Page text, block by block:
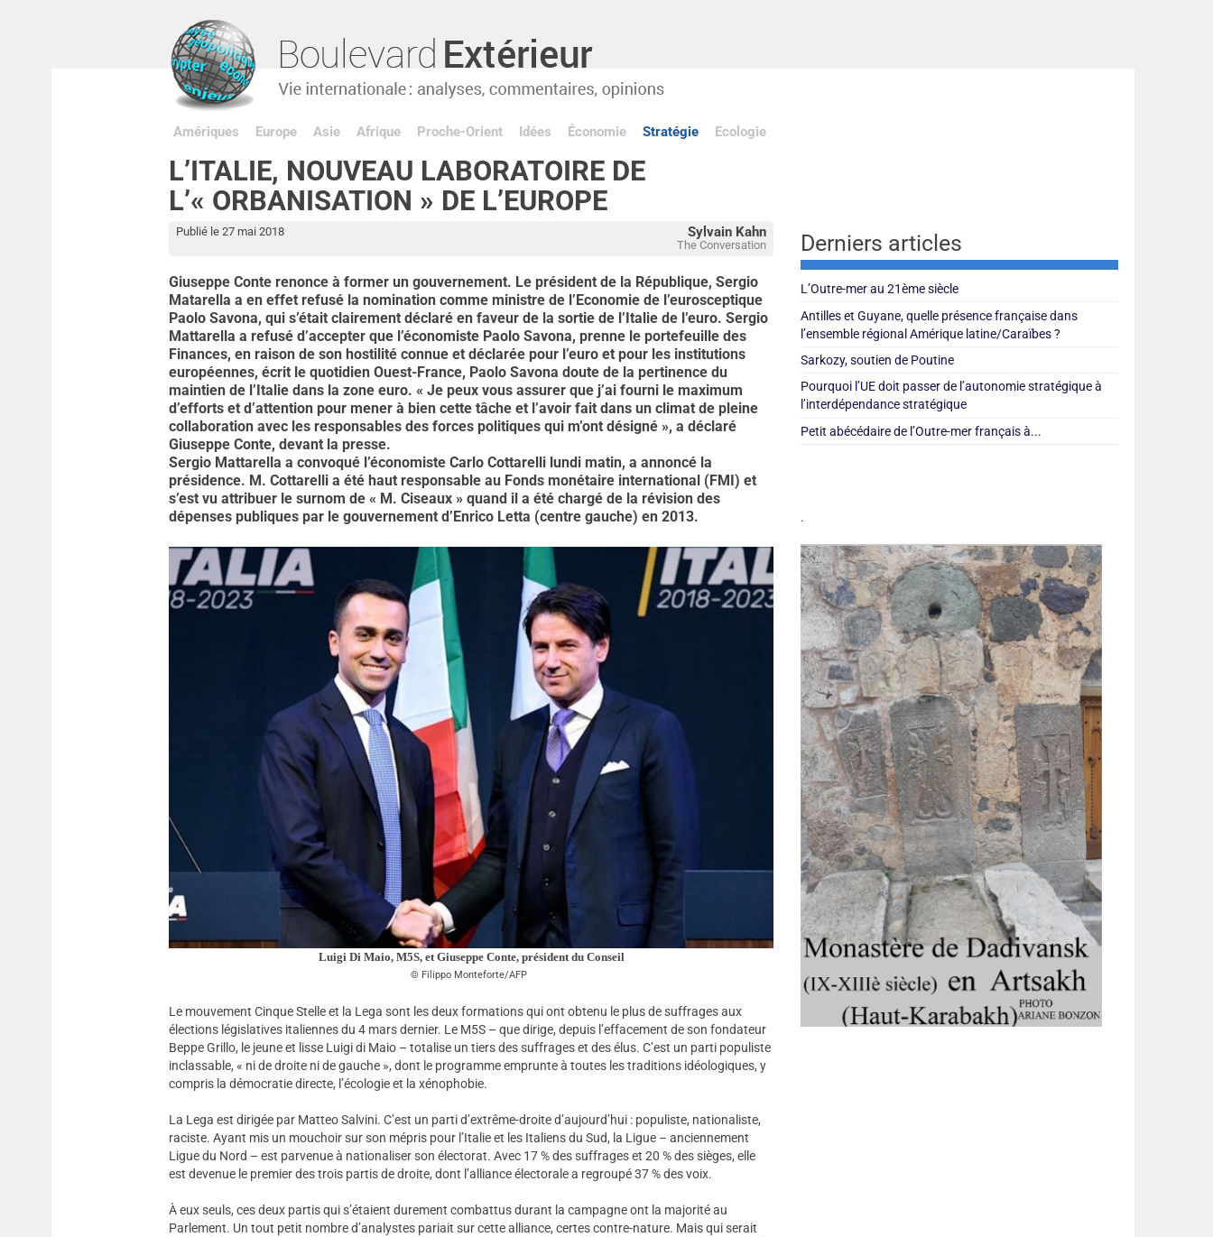
Amériques Europe Asie Afrique Proche-Orient Idées Économie Stratégie Ecologie
L’ITALIE, NOUVEAU LABORATOIRE DE
L’« ORBANISATION » DE L’EUROPE
Sylvain Kahn
The Conversation
Publié le 27 mai 2018
Giuseppe Conte renonce à former un gouvernement. Le président de la République, Sergio
Matarella a en effet refusé la nomination comme ministre de l’Economie de l’eurosceptique
Paolo Savona, qui s’était clairement déclaré en faveur de la sortie de l’Italie de l’euro. Sergio
Mattarella a refusé d’accepter que l’économiste Paolo Savona, prenne le portefeuille des
Finances, en raison de son hostilité connue et déclarée pour l’euro et pour les institutions
européennes, écrit le quotidien Ouest-France, Paolo Savona doute de la pertinence du
maintien de l’Italie dans la zone euro. « Je peux vous assurer que j’ai fourni le maximum
d’efforts et d’attention pour mener à bien cette tâche et l’avoir fait dans un climat de pleine
collaboration avec les responsables des forces politiques qui m’ont désigné », a déclaré
Giuseppe Conte, devant la presse.
Sergio Mattarella a convoqué l’économiste Carlo Cottarelli lundi matin, a annoncé la
présidence. M. Cottarelli a été haut responsable au Fonds monétaire international (FMI) et
s’est vu attribuer le surnom de « M. Ciseaux » quand il a été chargé de la révision des
dépenses publiques par le gouvernement d’Enrico Letta (centre gauche) en 2013.
Luigi Di Maio, M5S, et Giuseppe Conte, président du Conseil
Filippo Monteforte/AFP
Le mouvement Cinque Stelle et la Lega sont les deux formations qui ont obtenu le plus de suffrages aux
élections législatives italiennes du 4 mars dernier. Le M5S – que dirige, depuis l’effacement de son fondateur
Beppe Grillo, le jeune et lisse Luigi di Maio – totalise un tiers des suffrages et des élus. C’est un parti populiste
inclassable, « ni de droite ni de gauche », dont le programme emprunte à toutes les traditions idéologiques, y
compris la démocratie directe, l’écologie et la xénophobie.
La Lega est dirigée par Matteo Salvini. C’est un parti d’extrême-droite d’aujourd’hui : populiste, nationaliste,
raciste. Ayant mis un mouchoir sur son mépris pour l’Italie et les Italiens du Sud, la Ligue – anciennement
Ligue du Nord – est parvenue à nationaliser son électorat. Avec 17 % des suffrages et 20 % des sièges, elle
est devenue le premier des trois partis de droite, dont l’alliance électorale a regroupé 37 % des voix.
À eux seuls, ces deux partis qui s’étaient durement combattus durant la campagne ont la majorité au
Parlement. Un tout petit nombre d’analystes pariait sur cette alliance, certes contre-nature. Mais qui serait
Derniers articles
L’Outre-mer au 21ème siècle
Antilles et Guyane, quelle présence française dans
l’ensemble régional Amérique latine/Caraïbes ?
Sarkozy, soutien de Poutine
Pourquoi l’UE doit passer de l’autonomie stratégique à
l’interdépendance stratégique
Petit abécédaire de l’Outre-mer français à...
.